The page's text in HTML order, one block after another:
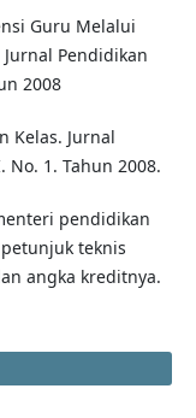
Guru Melalui
Pendidikan
2008
Kelas. Jurnal
No. 1. Tahun 2008.
pendidikan
teknis
angka kreditnya.